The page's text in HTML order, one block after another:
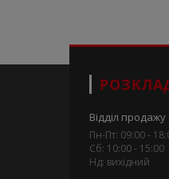
Відділ продажу
Пн-Пт: 09:00 -
Сб: 10:00 - 15:00
Нд: вихідний